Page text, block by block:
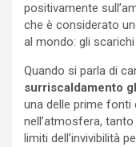
positivamente
che è considerato
al mondo: gli
Quando si parla di
surriscaldamento
una delle prime fonti
nell’atmosfera,
limiti dell’invivibilità